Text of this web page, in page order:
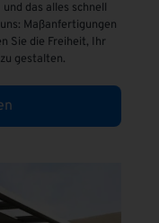
das alles schnell
Maßanfertigungen
Sie die Freiheit, Ihr
gestalten.